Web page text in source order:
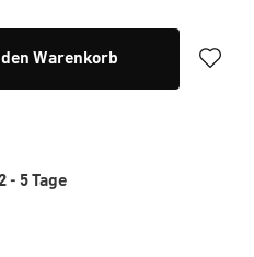
den Warenkorb
- 5 Tage